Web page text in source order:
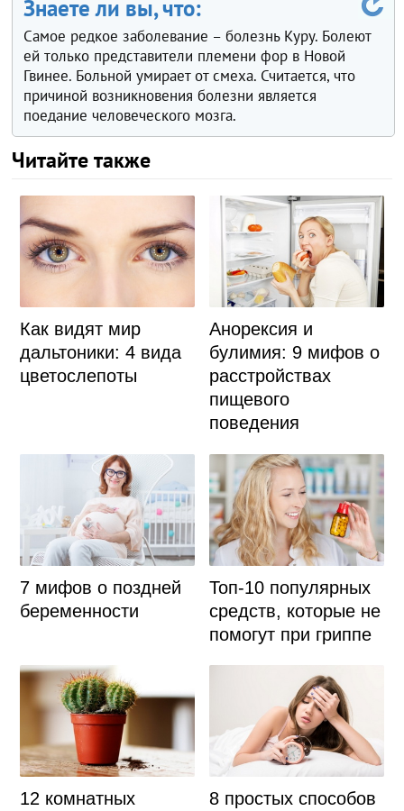
Знаете ли вы, что:
Самое редкое заболевание – болезнь Куру. Болеют
ей только представители племени фор в Новой
Гвинее. Больной умирает от смеха. Считается, что
причиной возникновения болезни является
поедание человеческого мозга.
Читайте также
Как видят мир
дальтоники: 4 вида
цветослепоты
Анорексия и
булимия: 9 мифов о
расстройствах
пищевого
поведения
7 мифов о поздней
беременности
Топ-10 популярных
средств, которые не
помогут при гриппе
12 комнатных
8 простых способов